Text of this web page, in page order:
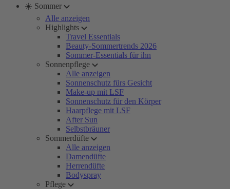
☀️ Sommer
Alle anzeigen
Highlights
Travel Essentials
Beauty-Sommertrends 2026
Sommer-Essentials für ihn
Sonnenpflege
Alle anzeigen
Sonnenschutz fürs Gesicht
Make-up mit LSF
Sonnenschutz für den Körper
Haarpflege mit LSF
After Sun
Selbstbräuner
Sommerdüfte
Alle anzeigen
Damendüfte
Herrendüfte
Bodyspray
Pflege